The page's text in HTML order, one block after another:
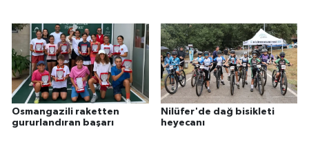
Osmangazili raketten
gururlandıran başarı
Nilüfer'de dağ bisikleti
heyecanı